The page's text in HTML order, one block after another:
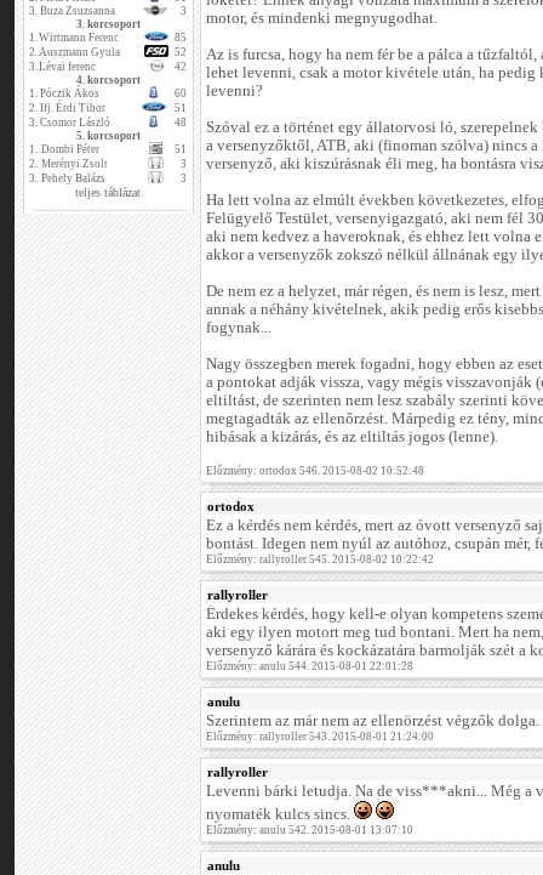
3. Buza Zsuzsanna
3
3. korcsoport
1.Wirtmann Ferenc
85
2.Auszmann Gyula
52
3.Lévai ferenc
42
4. korcsoport
1. Póczik Ákos
60
2. Ifj. Érdi Tibor
51
3. Csomor László
48
5. korcsoport
1. Dombi Péter
51
2. Merényi Zsolt
3
3. Pehely Balázs 3
teljes táblázat
motor, és mindenki megnyugodhat.
Az is furcsa, hogy ha nem fér be a pálca a
lehet levenni, csak a motor kivétele után, ha
levenni?
Szóval ez a történet egy állatorvosi ló,
a versenyzőktől, ATB, aki (finoman szólva) nincs a
versenyző, aki kiszúrásnak éli meg, ha bontásra
Ha lett volna az elmúlt években következetes,
Felügyelő Testület, versenyigazgató, aki nem fél
aki nem kedvez a haveroknak, és ehhez lett volna
akkor a versenyzők zokszó nélkül állnának egy
De nem ez a helyzet, már régen, és nem is lesz,
annak a néhány kivételnek, akik pedig erős
fogynak...
Nagy összegben merek fogadni, hogy ebben az
a pontokat adják vissza, vagy mégis visszavonják
eltiltást, de szerinten nem lesz szabály szerinti
megtagadták az ellenőrzést. Márpedig ez tény,
hibásak a kizárás, és az eltiltás jogos (lenne).
Előzmény: ortodox 546. 2015-08-02 10:52:48
ortodox
Ez a kérdés nem kérdés, mert az óvott versenyző
bontást. Idegen nem nyúl az autóhoz, csupán mér,
Előzmény: rallyroller 545. 2015-08-02 10:22:42
rallyroller
Érdekes kérdés, hogy kell-e olyan kompetens
aki egy ilyen motort meg tud bontani. Mert ha
versenyző kárára és kockázatára barmolják szét a
Előzmény: anulu 544. 2015-08-01 22:01:28
anulu
Szerintem az már nem az ellenörzést végzők dolga.
Előzmény: rallyroller 543. 2015-08-01 21:24:00
rallyroller
Levenni bárki letudja. Na de viss***akni... Még a
nyomaték kulcs sincs.
Előzmény: anulu 542. 2015-08-01 13:07:10
anulu